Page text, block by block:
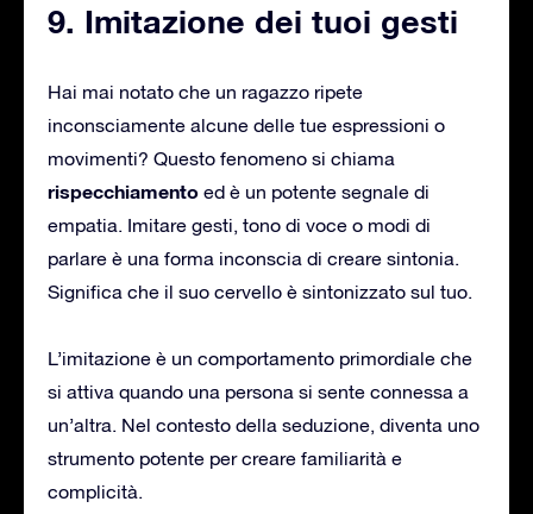
9. Imitazione dei tuoi gesti
Hai mai notato che un ragazzo ripete
inconsciamente alcune delle tue espressioni o
movimenti? Questo fenomeno si chiama
rispecchiamento ed è un potente segnale di
empatia. Imitare gesti, tono di voce o modi di
parlare è una forma inconscia di creare sintonia.
Significa che il suo cervello è sintonizzato sul tuo.
L’imitazione è un comportamento primordiale che
si attiva quando una persona si sente connessa a
un’altra. Nel contesto della seduzione, diventa uno
strumento potente per creare familiarità e
complicità.